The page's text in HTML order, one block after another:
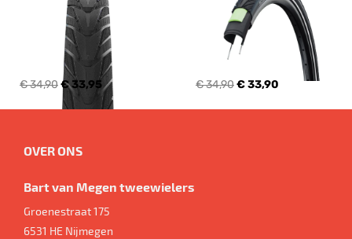
€ 34,90€ 33,95 € 34,90€ 33,90
OVER ONS
Bart van Megen tweewielers
Groenestraat 175
6531 HE Nijmegen